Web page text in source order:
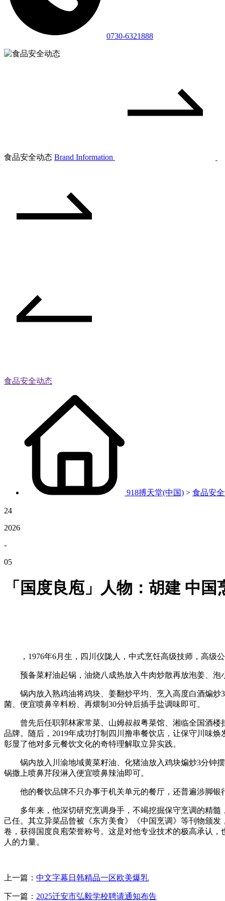
0730-6321888
食品安全动态 Brand Information
食品安全动态
918搏天堂(中国) > 食品安
24
2026
-
05
「国度良庖」人物：胡建 中国
，1976年6月生，四川仪陇人，中式烹饪高级技师，高级
预备菜籽油起锅，油烧八成热放入牛肉炒散再放泡姜、泡
锅内放入熟鸡油将鸡块、姜翻炒平均、烹入高度白酒煸炒
菌、便宜喷鼻辛料粉、再煨制30分钟后插手盐调味即可。
曾先后任职郭林家常菜、山姆叔叔粤菜馆、湘临全国酒楼
品牌。随后，2019年成功打制四川撸串餐饮店，让保守川味
彰显了他对多元餐饮文化的奇特理解取立异实践。
锅内放入川渝地域黄菜籽油、化猪油放入鸡块煸炒3分钟摆
锅撒上喷鼻芹段淋入便宜喷鼻辣油即可。
他的餐饮品牌不只办事于机关单元的餐厅，还普遍涉脚银
多年来，他深切研究烹调身手，不竭挖掘保守烹调的精髓
己任。其立异菜品曾被《东方美食》《中国烹调》等刊物颁
卷，获得国度良庖荣誉称号。这是对他专业技术的极高承认
人的力量。
上一篇： 中文字幕日韩精品一区欧美爆乳
下一篇： 2025迁安市弘毅学校聘请通知布告